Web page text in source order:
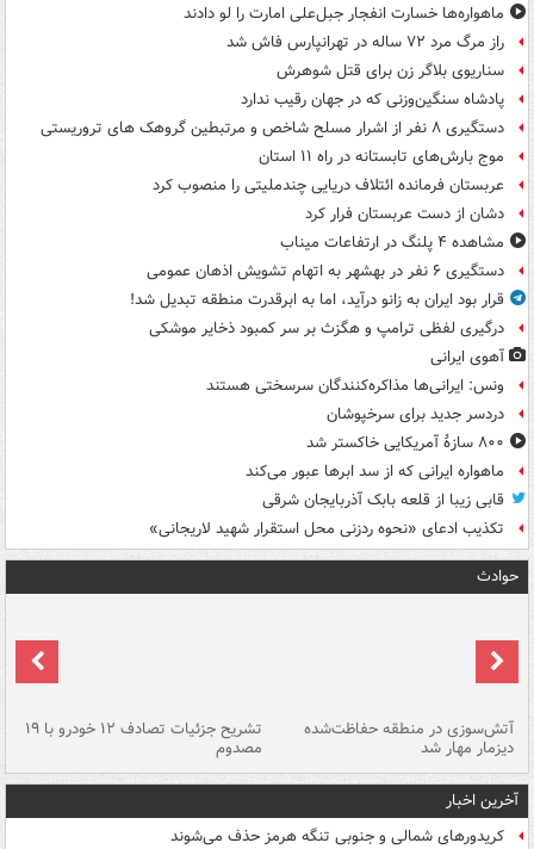
ماهواره‌ها خسارت انفجار جبل‌علی امارت را لو دادند
راز مرگ مرد ۷۲ ساله در تهرانپارس فاش شد
سناریوی بلاگر زن برای قتل شوهرش
پادشاه سنگین‌وزنی که در جهان رقیب ندارد
دستگیری ۸ نفر از اشرار مسلح شاخص و مرتبطین گروهک های تروریستی
موج بارش‌های تابستانه در راه ۱۱ استان
عربستان فرمانده ائتلاف دریایی چندملیتی را منصوب کرد
دشان از دست عربستان فرار کرد
مشاهده ۴ پلنگ در ارتفاعات میناب
دستگیری ۶ نفر در بهشهر به اتهام تشویش اذهان عمومی
قرار بود ایران به زانو درآید، اما به ابرقدرت منطقه تبدیل شد!
درگیری لفظی ترامپ و هگزث بر سر کمبود ذخایر موشکی
آهوی ایرانی
ونس: ایرانی‌ها مذاکره‌کنندگان سرسختی هستند
دردسر جدید برای سرخپوشان
۸۰۰ سازۀ آمریکایی خاکستر شد
ماهواره ایرانی که از سد ابرها عبور می‌کند
قابی زیبا از قلعه بابک آذربایجان شرقی
تکذیب ادعای «نحوه ردزنی محل استقرار شهید لاریجانی»
حوادث
آتش‌سوزی در منطقه حفاظت‌شده
دیزمار مهار شد
تشریح جزئیات تصادف ۱۲ خودرو با ۱۹
مصدوم
آخرین اخبار
کریدورهای شمالی و جنوبی تنگه هرمز حذف می‌شوند